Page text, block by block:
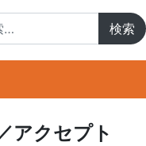
アクセプト